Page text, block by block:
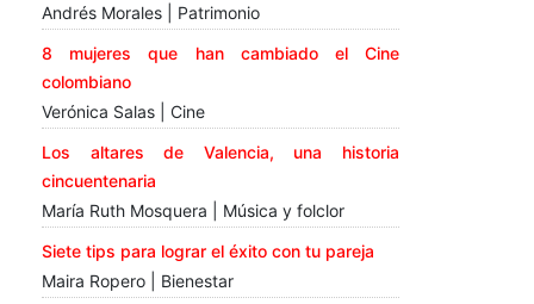
Andrés Morales | Patrimonio
8 mujeres que han cambiado el Cine
colombiano
Verónica Salas | Cine
Los altares de Valencia, una historia
cincuentenaria
María Ruth Mosquera | Música y folclor
Siete tips para lograr el éxito con tu pareja
Maira Ropero | Bienestar